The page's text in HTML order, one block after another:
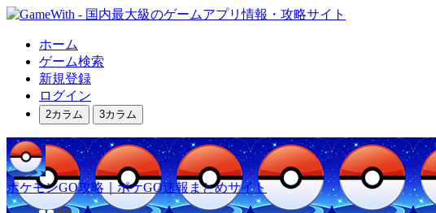
ホーム
ゲーム検索
新規登録
ログイン
2カラム 3カラム
ポケモンGO攻略｜ポケGO速報まとめサイト